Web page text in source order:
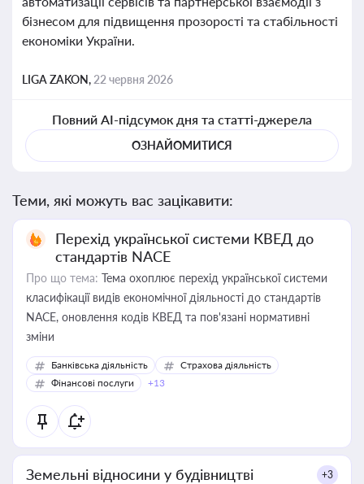
бізнесом для підвищення прозорості та стабільності
економіки України.
LIGA ZAKON, 22 червня 2026
Повний AI-підсумок дня та статті-джерела
ОЗНАЙОМИТИСЯ
Теми, які можуть вас зацікавити:
Перехід української системи КВЕД до
стандартів NACE
Про що тема: Тема охоплює перехід української системи
класифікації видів економічної діяльності до стандартів
NACE, оновлення кодів КВЕД та пов'язані нормативні
зміни
Банківська діяльність
Страхова діяльність
Фінансові послуги
+13
Земельні відносини у будівництві +3